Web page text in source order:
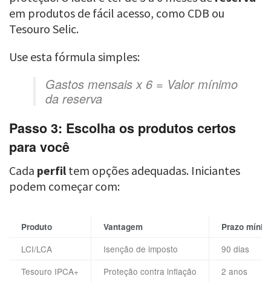
em produtos de fácil acesso, como CDB ou
Tesouro Selic.
Use esta fórmula simples:
Gastos mensais x 6 = Valor mínimo
da reserva
Passo 3: Escolha os produtos certos
para você
Cada perfiltem opções adequadas. Iniciantes
podem começar com:
Produto Vantagem Prazo
LCI/LCA Isenção de imposto
90 dias
Tesouro IPCA+
Proteção contra inflação 2 anos